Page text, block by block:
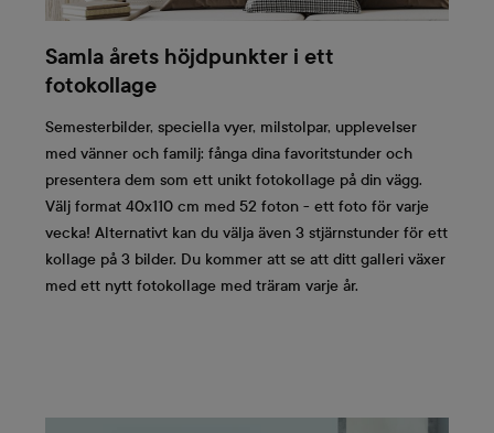
Samla årets höjdpunkter i ett
fotokollage
Semesterbilder, speciella vyer, milstolpar, upplevelser
med vänner och familj: fånga dina favoritstunder och
presentera dem som ett unikt fotokollage på din vägg.
Välj format 40x110 cm med 52 foton - ett foto för varje
vecka! Alternativt kan du välja även 3 stjärnstunder för ett
kollage på 3 bilder. Du kommer att se att ditt galleri växer
med ett nytt fotokollage med träram varje år.